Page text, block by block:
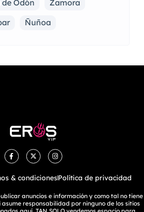
Odón
Zamora
Ñuñoa
& condicionesPolítica de privacidad
anuncios e información y como tal no tiene
responsabilidad por ninguno de los sitios